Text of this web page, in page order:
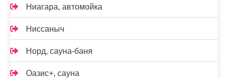
Ниагара, автомойка
Ниссаныч
Норд, сауна-баня
Оазис+, сауна